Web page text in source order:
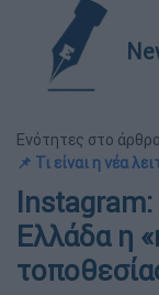
Ενότητες στο
📌 Τι είναι η νέα
Instagram:
Ελλάδα η